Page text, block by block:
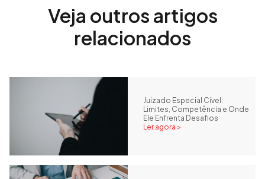
Veja outros artigos
relacionados
Juizado Especial Cível:
Limites, Competência e Onde
Ele Enfrenta Desafios
Ler agora >